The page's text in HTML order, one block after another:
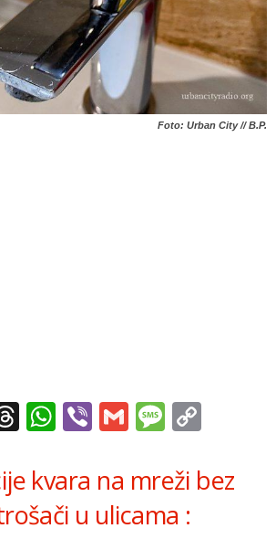
Foto: Urban City // B.P.
Threads
WhatsApp
ViberGmail
kvara na mreži bez
u ulicama :